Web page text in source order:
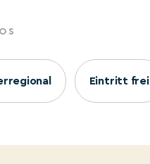
Eintritt frei